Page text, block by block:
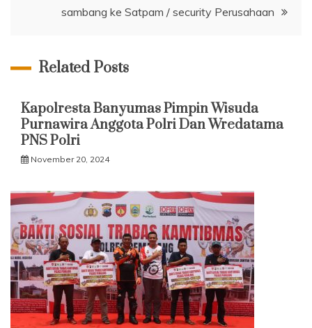
sambang ke Satpam / security Perusahaan
Related Posts
Kapolresta Banyumas Pimpin Wisuda
Purnawira Anggota Polri Dan Wredatama
PNS Polri
November 20, 2024